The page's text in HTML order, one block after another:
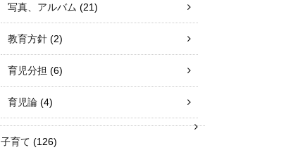
写真、アルバム (21)
教育方針 (2)
育児分担 (6)
育児論 (4)
子育て (126)